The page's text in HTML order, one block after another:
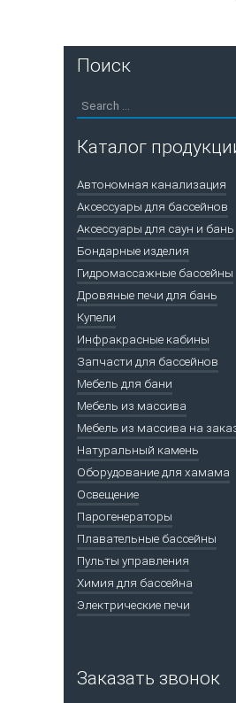
Поиск
Каталог
Автономная канализация
Аксессуары для бассейнов
Аксессуары для саун и бань
Бондарные изделия
Гидромассажные бассейны
Дровяные печи для бань
Купели
Инфракрасные кабины
Запчасти для бассейнов
Мебель для бани
Мебель из массива
Мебель из массива на
Натуральный камень
Оборудование для хамама
Освещение
Парогенераторы
Плавательные бассейны
Пульты управления
Химия для бассейна
Электрические печи
Заказать звонок